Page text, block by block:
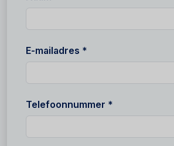
E-mailadres *
Telefoonnummer *